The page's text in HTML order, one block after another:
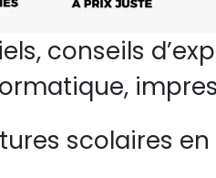
conseils
scolaires en